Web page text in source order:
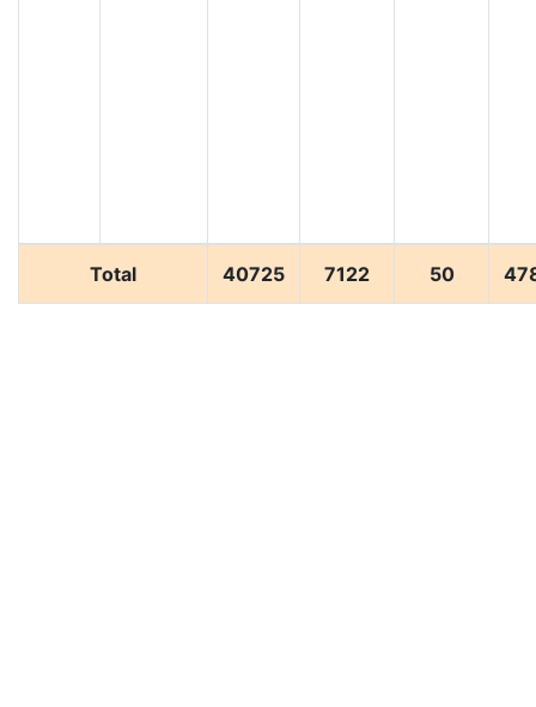
Total 40725 7122 50